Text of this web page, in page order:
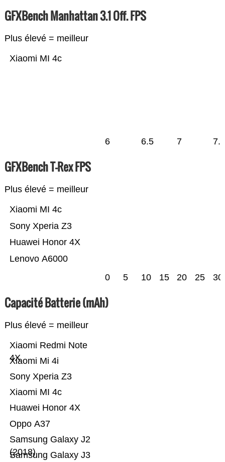
GFXBench Manhattan 3.1 Off. FPS
Plus élevé = meilleur
Xiaomi MI 4c
6 6.5 7 7.5
GFXBench T-Rex FPS
Plus élevé = meilleur
Lenovo A6000
Huawei Honor 4X
Sony Xperia Z3
Xiaomi MI 4c
0 5 10 15 20 25 30
Capacité Batterie (mAh)
Plus élevé = meilleur
Samsung Galaxy J3
Samsung Galaxy J2
(2018)
Oppo A37
Huawei Honor 4X
Xiaomi MI 4c
Sony Xperia Z3
Xiaomi Mi 4i
Xiaomi Redmi Note
4X